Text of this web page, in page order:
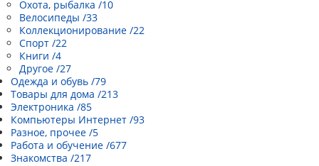
Охота, рыбалка /10
Велосипеды /33
Коллекционирование /22
Спорт /22
Книги /4
Другое /27
Одежда и обувь /79
Товары для дома /213
Электроника /85
Компьютеры Интернет /93
Разное, прочее /5
Работа и обучение /677
Знакомства /217